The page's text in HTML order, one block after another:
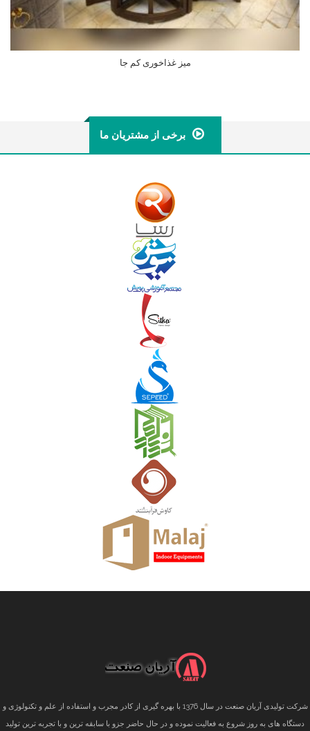
میز غذاخوری کم جا
اطلاعات بیشتر
برخی از مشتریان ما
شرکت تولیدی آریان صنعت در سال 1376 با بهره گیری از کادر مجرب و استفاده از علم و تکنولوژی و
دستگاه های به روز شروع به فعالیت نموده و در حال حاضر جزو با سابقه ترین و با تجربه ترین تولید